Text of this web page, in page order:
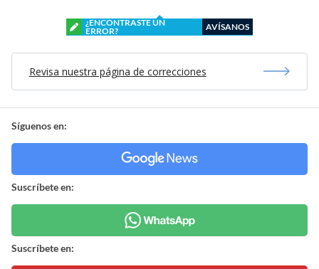
¿ENCONTRASTE UN
ERROR?
AVÍSANOS
Revisa nuestra página de correcciones
Síguenos en:
Suscríbete en:
Suscríbete en: